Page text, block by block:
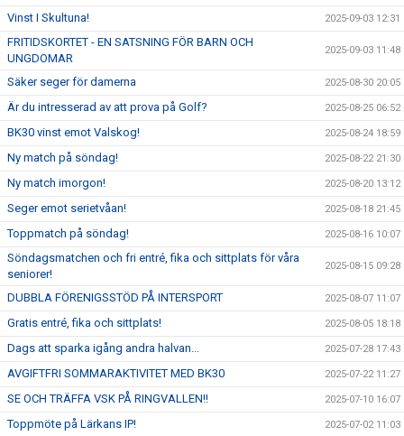
Vinst I Skultuna! 2025-09-03 12:31
FRITIDSKORTET - EN SATSNING FÖR BARN OCH
UNGDOMAR
2025-09-03 11:48
Säker seger för damerna 2025-08-30 20:05
Är du intresserad av att prova på Golf? 2025-08-25 06:52
BK30 vinst emot Valskog! 2025-08-24 18:59
Ny match på söndag! 2025-08-22 21:30
Ny match imorgon! 2025-08-20 13:12
Seger emot serietvåan! 2025-08-18 21:45
Toppmatch på söndag! 2025-08-16 10:07
Söndagsmatchen och fri entré, fika och sittplats för våra
seniorer!
2025-08-15 09:28
DUBBLA FÖRENIGSSTÖD PÅ INTERSPORT 2025-08-07 11:07
Gratis entré, fika och sittplats! 2025-08-05 18:18
Dags att sparka igång andra halvan... 2025-07-28 17:43
AVGIFTFRI SOMMARAKTIVITET MED BK30 2025-07-22 11:27
SE OCH TRÄFFA VSK PÅ RINGVALLEN!! 2025-07-10 16:07
Toppmöte på Lärkans IP! 2025-07-02 11:03